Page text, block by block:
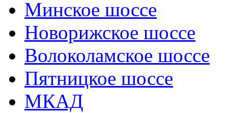
Минское шоссе
Новорижское шоссе
Волоколамское шоссе
Пятницкое шоссе
МКАД